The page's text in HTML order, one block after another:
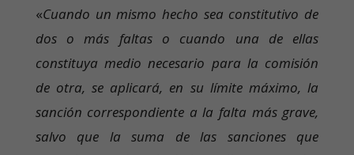
«Cuando un mismo hecho sea constitutivo de
dos o más faltas o cuando una de ellas
constituya medio necesario para la comisión
de otra, se aplicará, en su límite máximo, la
sanción correspondiente a la falta más grave,
salvo que la suma de las sanciones que